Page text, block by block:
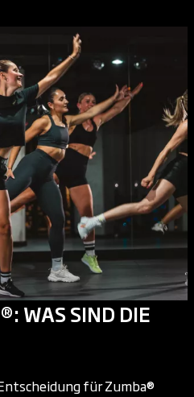
WAS SIND DIE
für Zumba®